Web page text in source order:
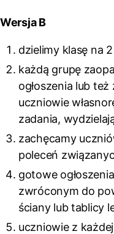
Wersja B
dzielimy klasę na
każdą grupę
ogłoszenia lub
uczniowie
zadania,
zachęcamy
poleceń
gotowe
zwróconym do
ściany lub tablicy
uczniowie z